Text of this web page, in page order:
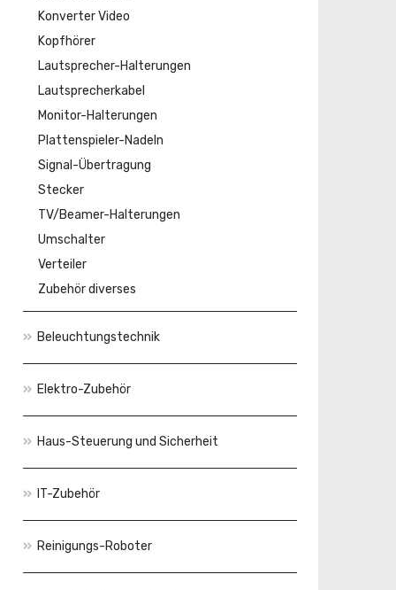
Konverter Video
Kopfhörer
Lautsprecher-Halterungen
Lautsprecherkabel
Monitor-Halterungen
Plattenspieler-Nadeln
Signal-Übertragung
Stecker
TV/Beamer-Halterungen
Umschalter
Verteiler
Zubehör diverses
Beleuchtungstechnik
Elektro-Zubehör
Haus-Steuerung und Sicherheit
IT-Zubehör
Reinigungs-Roboter